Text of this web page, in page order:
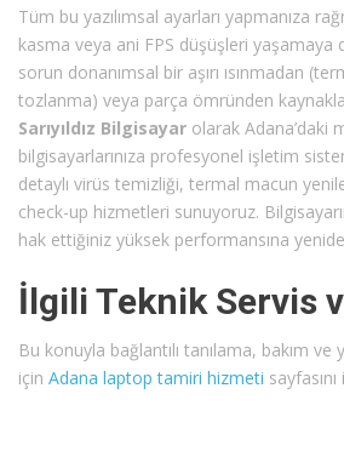
Tüm bu yazılımsal ayarları yapmanıza
kasma veya ani FPS düşüşleri yaşamaya
sorun donanımsal bir aşırı ısınmadan
tozlanma) veya parça ömründen
Sarıyıldız Bilgisayar olarak Adana’daki
bilgisayarlarınıza profesyonel işletim
detaylı virüs temizliği, termal macun
check-up hizmetleri sunuyoruz.
hak ettiğiniz yüksek performansına
İlgili Teknik Servis
Bu konuyla bağlantılı tanılama, bakım ve
için Adana laptop tamiri hizmeti